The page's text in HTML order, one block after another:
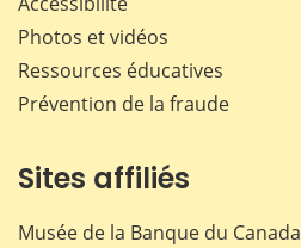
Photos et vidéos
Ressources éducatives
Prévention de la fraude
Sites affiliés
Musée de la Banque du Canada